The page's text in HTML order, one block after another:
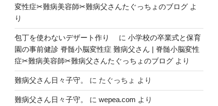
変性症✂︎難病美容師✂︎難病父さんたぐっちょのブログ よ
り
包丁を使わないデザート作り に 小学校の卒業式と保育
園の事前健診 脊髄小脳変性症 難病父さん | 脊髄小脳変性
症✂︎難病美容師✂︎難病父さんたぐっちょのブログ より
難病父さん日々子守。 に たぐっちょ より
難病父さん日々子守。 に wepea.com より